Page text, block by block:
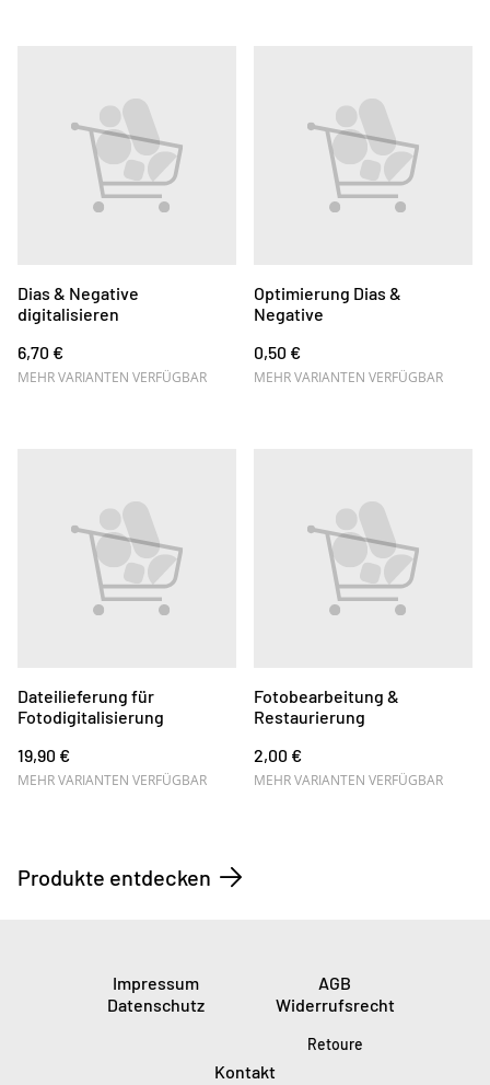
Dias & Negative
digitalisieren
6,70 €
MEHR VARIANTEN VERFÜGBAR
Optimierung Dias &
Negative
0,50 €
MEHR VARIANTEN VERFÜGBAR
Dateilieferung für
Fotodigitalisierung
19,90 €
MEHR VARIANTEN VERFÜGBAR
Fotobearbeitung &
Restaurierung
2,00 €
MEHR VARIANTEN VERFÜGBAR
Produkte entdecken
Impressum
AGB
Datenschutz
Widerrufsrecht
Retoure
Kontakt